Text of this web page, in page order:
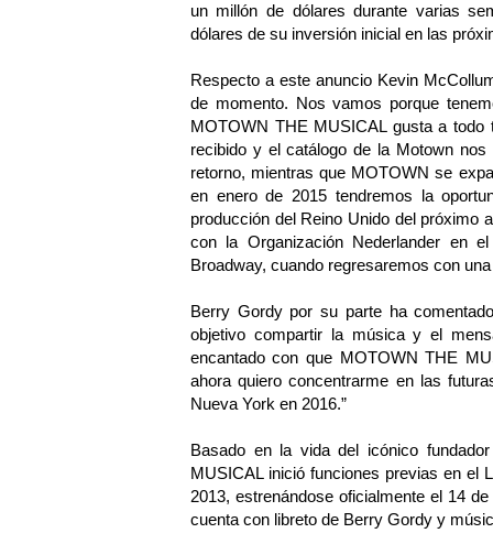
un millón de dólares durante varias
dólares de su inversión inicial en las
Respecto a este anuncio Kevin
de momento. Nos vamos porque
MOTOWN THE MUSICAL gusta a
recibido y el catálogo de la Motown
retorno, mientras que MOTOWN se
en enero de 2015 tendremos la
producción del Reino Unido del próximo
con la Organización Nederlander en
Broadway, cuando regresaremos con
Berry Gordy por su parte ha
objetivo compartir la música y el
encantado con que MOTOWN THE
ahora quiero concentrarme en las
Nueva York en 2016.”
Basado en la vida del icónico
MUSICAL inició funciones previas en el
2013, estrenándose oficialmente el 14
cuenta con libreto de Berry Gordy y